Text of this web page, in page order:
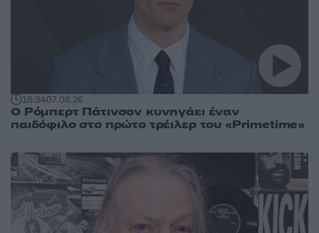
18:3407.08.26
Ο Ρόμπερτ Πάτινσον κυνηγάει έναν
παιδόφιλο στο πρώτο τρέιλερ του «Primetime»